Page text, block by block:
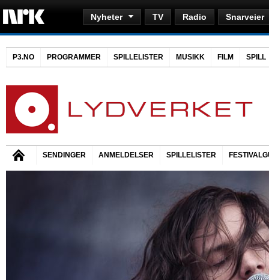
Nyheter TV Radio Snarveier
P3.NO PROGRAMMER SPILLELISTER MUSIKK FILM SPILL
SENDINGER ANMELDELSER SPILLELISTER